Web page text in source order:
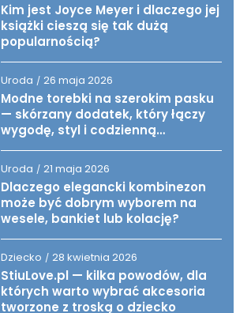
Kim jest Joyce Meyer i dlaczego jej
książki cieszą się tak dużą
popularnością?
Uroda / 26 maja 2026
Modne torebki na szerokim pasku
— skórzany dodatek, który łączy
wygodę, styl i codzienną
Uroda / 21 maja 2026
Dlaczego elegancki kombinezon
może być dobrym wyborem na
wesele, bankiet lub kolację?
Dziecko / 28 kwietnia 2026
StiuLove.pl — kilka powodów, dla
których warto wybrać akcesoria
tworzone z troską o dziecko